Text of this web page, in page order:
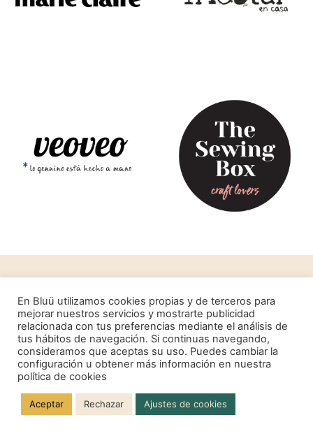
GANCHILLO
EMPRENDIMIENTO
PRODUCTIVIDAD
PODCAST
LEGALES
En Bluü utilizamos cookies propias y de terceros para
mejorar nuestros servicios y mostrarte publicidad
relacionada con tus preferencias mediante el análisis de
tus hábitos de navegación. Si continuas navegando,
consideramos que aceptas su uso. Puedes cambiar la
configuración u obtener más información en nuestra
política de cookies
Aceptar Rechazar Ajustes de cookies